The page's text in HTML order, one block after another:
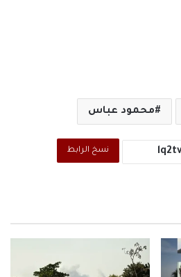
محمود عباس
نسخ الرابط